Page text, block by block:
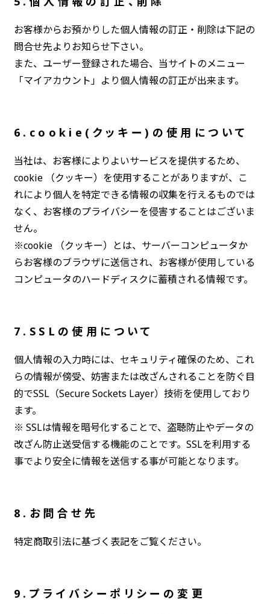
お客様からお預かりした個人情報の訂正・削除は下記の
問合せ先よりお知らせ下さい。
また、ユーザー登録された場合、当サイトのメニュー
「マイアカウント」より個人情報の訂正が出来ます。
6.cookie(クッキー)の使用について
当社は、お客様によりよいサービスを提供するため、
cookie （クッキー）を使用することがありますが、こ
れにより個人を特定できる情報の収集を行えるものでは
なく、お客様のプライバシーを侵害することはございま
せん。
※cookie （クッキー）とは、サーバーコンピュータか
らお客様のブラウザに送信され、お客様が使用している
コンピュータのハードディスクに蓄積される情報です。
7.SSLの使用について
個人情報の入力時には、セキュリティ確保のため、これ
らの情報が傍受、妨害または改ざんされることを防ぐ目
的でSSL（Secure Sockets Layer）技術を使用しており
ます。
※ SSLは情報を暗号化することで、盗聴防止やデータの
改ざん防止送受信する機能のことです。SSLを利用する
事でより安全に情報を送信する事が可能となります。
8.お問合せ先
特定商取引法に基づく表記をご覧ください。
9.プライバシーポリシーの変更